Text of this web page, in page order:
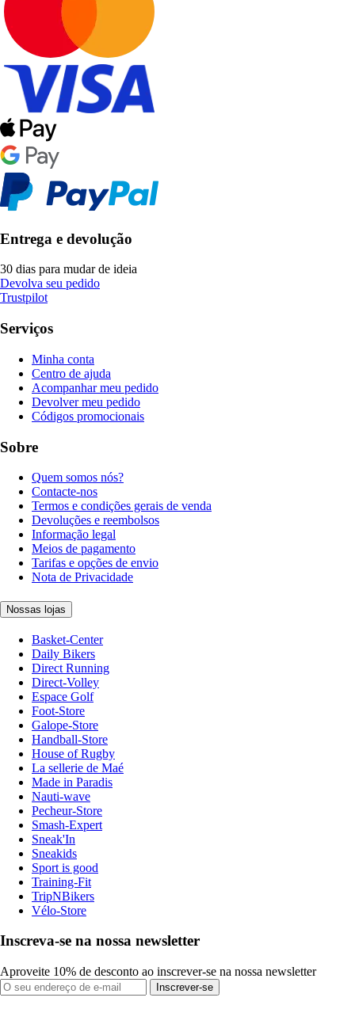
Entrega e devolução
30 dias para mudar de ideia
Devolva seu pedido
Trustpilot
Serviços
Minha conta
Centro de ajuda
Acompanhar meu pedido
Devolver meu pedido
Códigos promocionais
Sobre
Quem somos nós?
Contacte-nos
Termos e condições gerais de venda
Devoluções e reembolsos
Informação legal
Meios de pagamento
Tarifas e opções de envio
Nota de Privacidade
Nossas lojas
Basket-Center
Daily Bikers
Direct Running
Direct-Volley
Espace Golf
Foot-Store
Galope-Store
Handball-Store
House of Rugby
La sellerie de Maé
Made in Paradis
Nauti-wave
Pecheur-Store
Smash-Expert
Sneak'In
Sneakids
Sport is good
Training-Fit
TripNBikers
Vélo-Store
Inscreva-se na nossa newsletter
Aproveite 10% de desconto ao inscrever-se na nossa newsletter
Inscrever-se